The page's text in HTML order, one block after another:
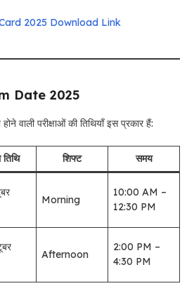
2025 Download Link
Date 2025
वाली परीक्षाओं की तिथियाँ इस प्रकार हैं:
तिथि शिफ्ट समय
Morning
10:00 AM –
12:30 PM
Afternoon
2:00 PM –
4:30 PM